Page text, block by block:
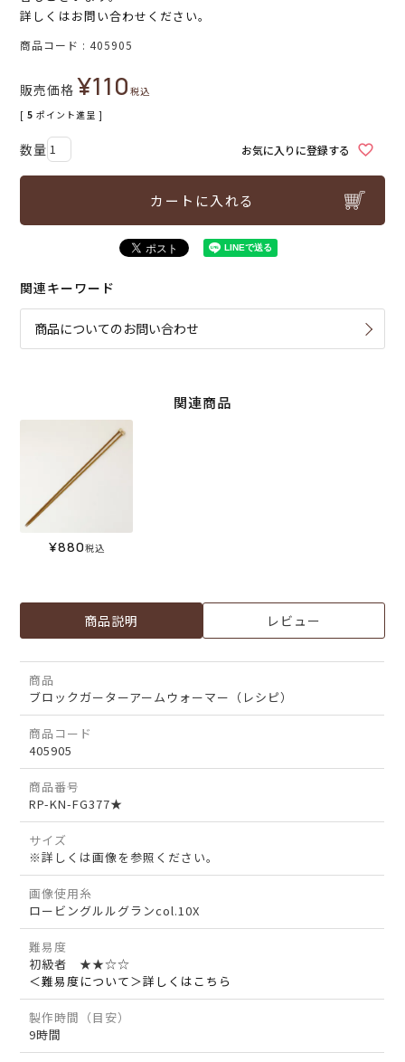
詳しくはお問い合わせください。
商品コード 405905
販売価格 ¥110税込
[ 5 ポイント進呈 ]
お気に入りに登録する
カートに入れる
関連キーワード
商品についてのお問い合わせ
関連商品
¥880税込
商品説明 レビュー
商品
ブロックガーターアームウォーマー（レシピ）
商品コード
405905
商品番号
RP-KN-FG377★
サイズ
※詳しくは画像を参照ください。
画像使用糸
ロービングルルグランcol.10X
難易度
初級者 ★★☆☆
＜難易度について＞詳しくはこちら
製作時間（目安）
9時間